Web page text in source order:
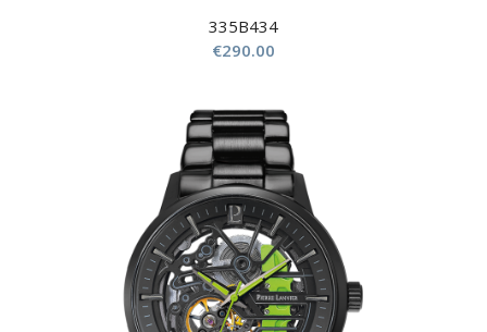
335B434
€290.00